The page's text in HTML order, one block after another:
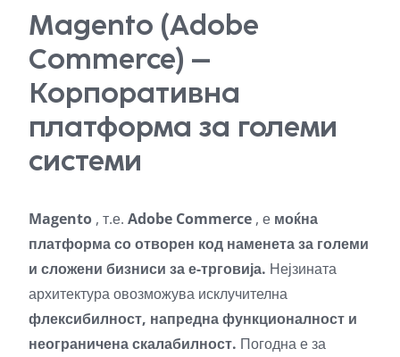
Magento (Adobe
Commerce) –
Корпоративна
платформа за големи
системи
Magento , т.е. Adobe Commerce , е моќна
платформа со отворен код наменета за големи
и сложени бизниси за е-трговија. Нејзината
архитектура овозможува исклучителна
флексибилност, напредна функционалност и
неограничена скалабилност. Погодна е за